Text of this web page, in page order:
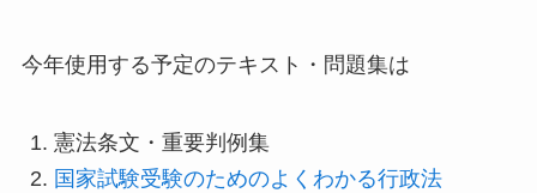
今年使用する予定のテキスト・問題集は
憲法条文・重要判例集
国家試験受験のためのよくわかる行政法